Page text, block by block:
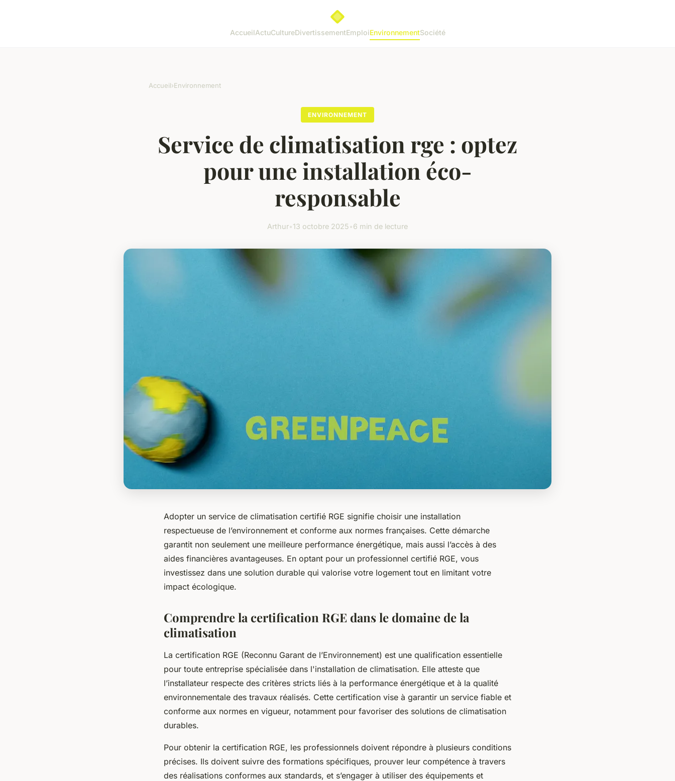
AccueilActuCultureDivertissementEmploiEnvironnementSociété
Accueil›Environnement
ENVIRONNEMENT
Service de climatisation rge : optez
pour une installation éco-
responsable
Arthur•13 octobre 2025•6 min de lecture
Adopter un service de climatisation certifié RGE signifie choisir une installation
respectueuse de l’environnement et conforme aux normes françaises. Cette démarche
garantit non seulement une meilleure performance énergétique, mais aussi l’accès à des
aides financières avantageuses. En optant pour un professionnel certifié RGE, vous
investissez dans une solution durable qui valorise votre logement tout en limitant votre
impact écologique.
Comprendre la certification RGE dans le domaine de la
climatisation
La certification RGE (Reconnu Garant de l’Environnement) est une qualification essentielle
pour toute entreprise spécialisée dans l'installation de climatisation. Elle atteste que
l’installateur respecte des critères stricts liés à la performance énergétique et à la qualité
environnementale des travaux réalisés. Cette certification vise à garantir un service fiable et
conforme aux normes en vigueur, notamment pour favoriser des solutions de climatisation
durables.
Pour obtenir la certification RGE, les professionnels doivent répondre à plusieurs conditions
précises. Ils doivent suivre des formations spécifiques, prouver leur compétence à travers
des réalisations conformes aux standards, et s’engager à utiliser des équipements et